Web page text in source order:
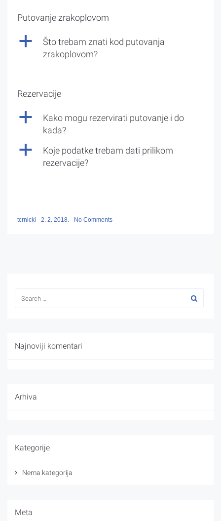
Putovanje zrakoplovom
a
Što trebam znati kod putovanja
zrakoplovom?
Rezervacije
a
Kako mogu rezervirati putovanje i do
kada?
a
Koje podatke trebam dati prilikom
rezervacije?
tcrnicki - 2. 2. 2018. - No Comments
Najnoviji komentari
Arhiva
Kategorije
Nema kategorija
Meta